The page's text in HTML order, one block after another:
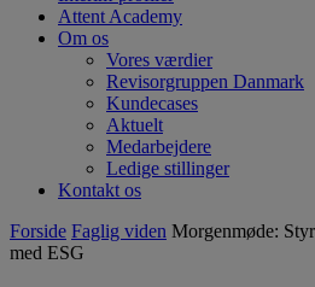
Attent Academy
Om os
Vores værdier
Revisorgruppen Danmark
Kundecases
Aktuelt
Medarbejdere
Ledige stillinger
Kontakt os
Forside Faglig viden Morgenmøde:
med ESG